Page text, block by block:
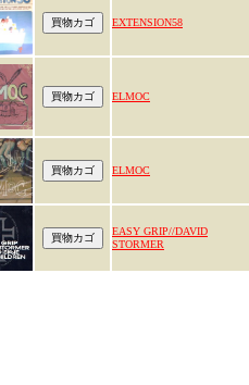
EXTENSION58
ELMOC
ELMOC
EASY GRIP//DAVID
STORMER